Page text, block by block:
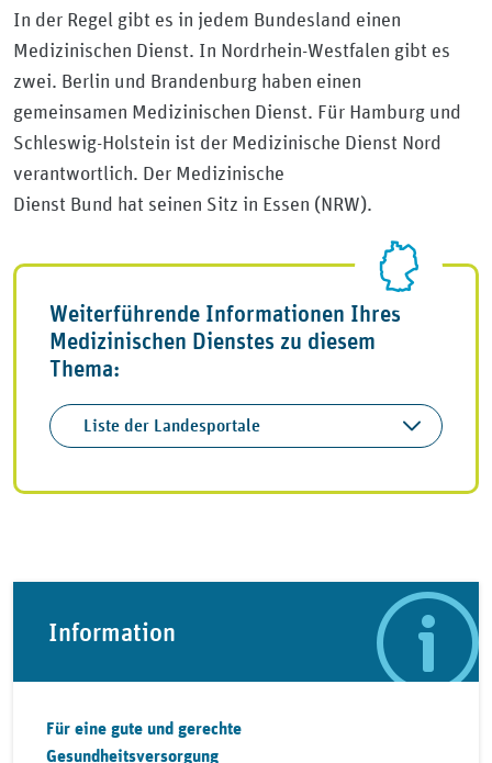
In der Regel gibt es in jedem Bundesland einen
Medizinischen Dienst. In Nordrhein-Westfalen gibt es
zwei. Berlin und Brandenburg haben einen
gemeinsamen Medizinischen Dienst. Für Hamburg und
Schleswig-Holstein ist der Medizinische Dienst Nord
verantwortlich. Der Medizinische
Dienst Bund hat seinen Sitz in Essen (NRW).
Weiterführende Informationen Ihres
Medizinischen Dienstes zu diesem
Thema:
Liste der Landesportale
Information
Für eine gute und gerechte
Gesundheitsversorgung